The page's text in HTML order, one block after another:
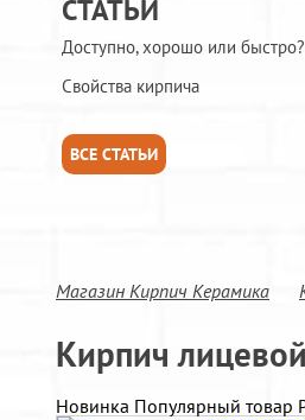
СТАТЬИ
Доступно, хорошо или быстро?
Свойства кирпича
ВСЕ СТАТЬИ
Магазин Кирпич Керамика
Кирпич
Новинка Популярный товар